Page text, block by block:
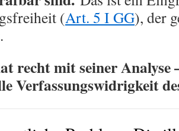
(Art. 5 I GG), der
recht mit seiner Analyse
Verfassungswidrigkeit